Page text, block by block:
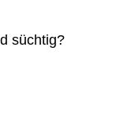
süchtig?